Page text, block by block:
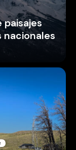
nacionales